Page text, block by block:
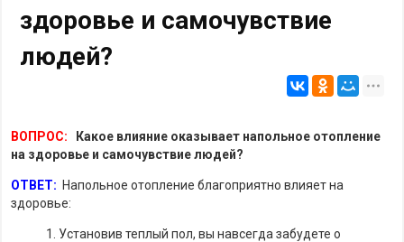
здоровье и самочувствие
людей?
ВОПРОС:
Какое влияние оказывает напольное отопление
на здоровье и самочувствие людей?
ОТВЕТ: Напольное отопление благоприятно влияет на
здоровье:
1. Установив теплый пол, вы навсегда забудете о